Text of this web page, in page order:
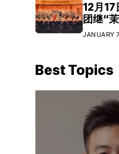
12月17
团继“
天”后
JANUARY
Best Topics